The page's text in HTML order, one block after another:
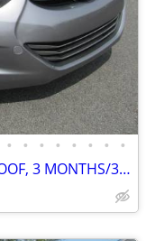
• • • • • • • •
2013 HYUNDAI ELANTRA LTD, SUNROOF, 3 MONTHS/3,000 MILE POWERTRAIN WTY